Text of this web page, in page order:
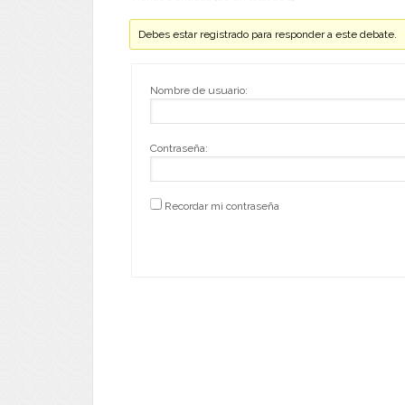
Debes estar registrado para responder a este debate.
Nombre de usuario:
Contraseña:
Recordar mi contraseña